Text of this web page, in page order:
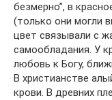
безмерно”, в
(только они могли
цвет связывали с
самообладания. У
любовь к Богу,
В христианстве
крови. В древних